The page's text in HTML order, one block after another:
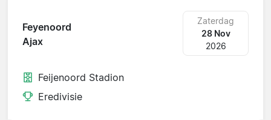
Feyenoord
Ajax
Zaterdag
28 Nov
2026
Feijenoord Stadion
Eredivisie